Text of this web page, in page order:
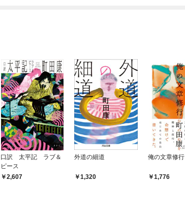
口訳 太平記 ラブ＆
ピース
2,607
外道の細道
1,320
俺の文章修行
1,776